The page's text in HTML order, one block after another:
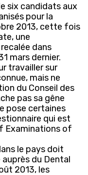
six candidats aux
pour la
2013, cette fois
une
dans
mars dernier.
travailler sur
mais ne
du Conseil des
pas sa gêne
pose certaines
qui est
Examinations of
le pays doit
du Dental
2013, les